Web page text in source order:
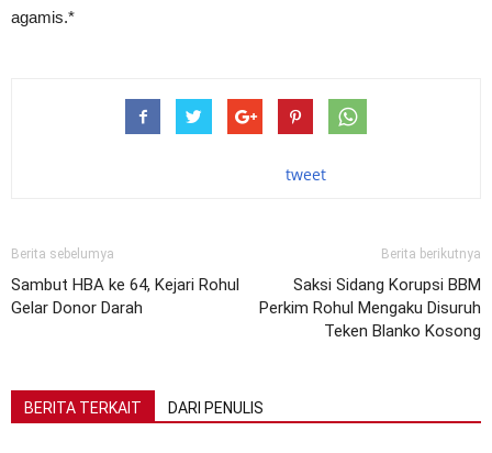
agamis.*
tweet
Berita sebelumya
Sambut HBA ke 64, Kejari Rohul
Gelar Donor Darah
Berita berikutnya
Saksi Sidang Korupsi BBM
Perkim Rohul Mengaku Disuruh
Teken Blanko Kosong
BERITA TERKAIT DARI PENULIS